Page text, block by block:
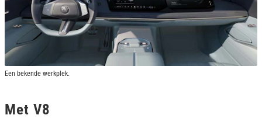
Een bekende werkplek.
Met V8